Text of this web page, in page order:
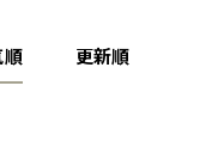
せ
順 更新順